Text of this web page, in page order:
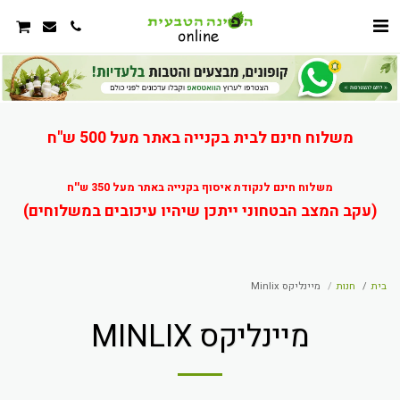
משלוח חינם לבית בקנייה באתר מעל 500 ש"ח
משלוח חינם לנקודת איסוף בקנייה באתר מעל 350 ש''ח
(עקב המצב הבטחוני ייתכן שיהיו עיכובים במשלוחים)
בית חנות מיינליקס Minlix
מיינליקס MINLIX